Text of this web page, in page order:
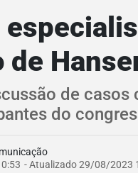
de
de
do
- Atualizado29/08/2023